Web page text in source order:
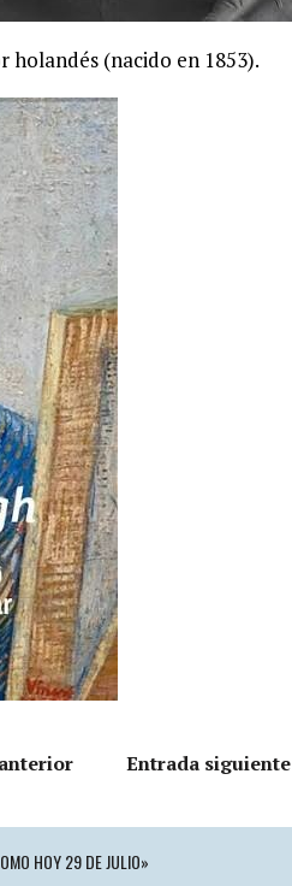
(nacido en 1853).
Entrada siguiente
HOY 29 DE JULIO»